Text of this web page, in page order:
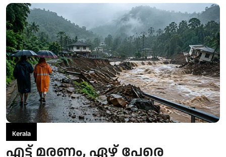
Kerala
എട്ട് മരണം, ഏഴ് പേരെ